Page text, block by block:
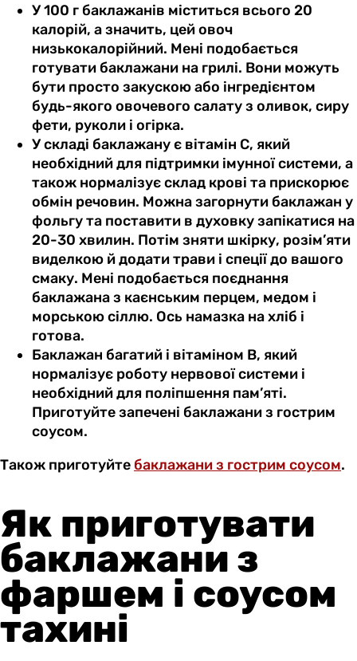
У 100 г баклажанів міститься всього 20
калорій, а значить, цей овоч
низькокалорійний. Мені подобається
готувати баклажани на грилі. Вони можуть
бути просто закускою або інгредієнтом
будь-якого овочевого салату з оливок, сиру
фети, руколи і огірка.
У складі баклажану є вітамін С, який
необхідний для підтримки імунної системи, а
також нормалізує склад крові та прискорює
обмін речовин. Можна загорнути баклажан у
фольгу та поставити в духовку запікатися на
20-30 хвилин. Потім зняти шкірку, розім’яти
виделкою й додати трави і спеції до вашого
смаку. Мені подобається поєднання
баклажана з каєнським перцем, медом і
морською сіллю. Ось намазка на хліб і
готова.
Баклажан багатий і вітаміном В, який
нормалізує роботу нервової системи і
необхідний для поліпшення пам’яті.
Приготуйте запечені баклажани з гострим
соусом.
Також приготуйте баклажани з гострим соусом.
Як приготувати
баклажани з
фаршем і соусом
тахині